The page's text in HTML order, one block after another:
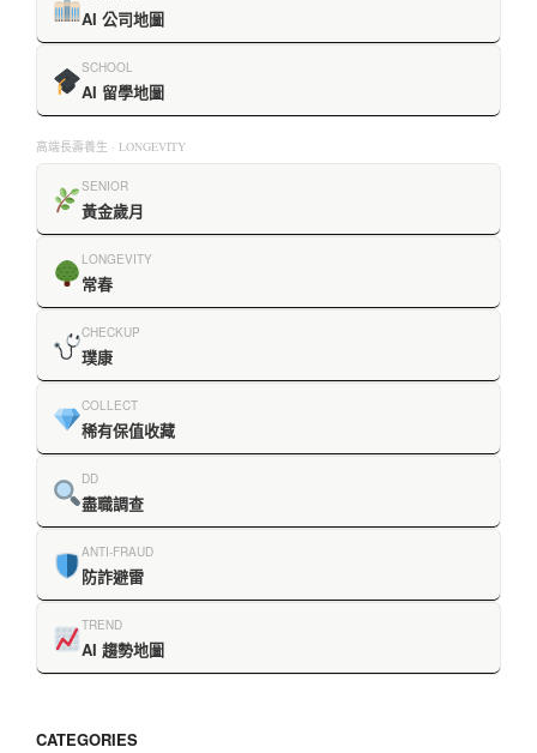
AI 公司地圖
SCHOOL
AI 留學地圖
高端長壽養生 · LONGEVITY
SENIOR
黃金歲月
LONGEVITY
常春
CHECKUP
璞康
COLLECT
稀有保值收藏
DD
盡職調查
ANTI-FRAUD
防詐避雷
TREND
AI 趨勢地圖
CATEGORIES